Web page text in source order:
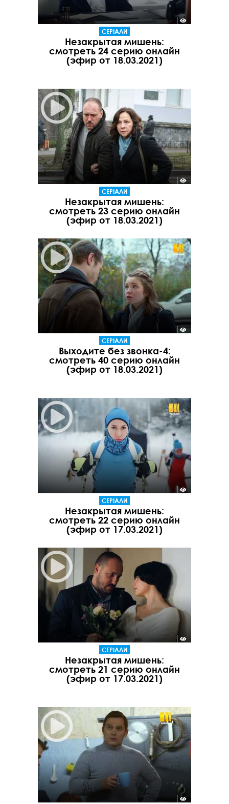
СЕРІАЛИ
Незакрытая мишень:
смотреть 24 серию онлайн
(эфир от 18.03.2021)
СЕРІАЛИ
Незакрытая мишень:
смотреть 23 серию онлайн
(эфир от 18.03.2021)
СЕРІАЛИ
Выходите без звонка-4:
смотреть 40 серию онлайн
(эфир от 18.03.2021)
СЕРІАЛИ
Незакрытая мишень:
смотреть 22 серию онлайн
(эфир от 17.03.2021)
СЕРІАЛИ
Незакрытая мишень:
смотреть 21 серию онлайн
(эфир от 17.03.2021)